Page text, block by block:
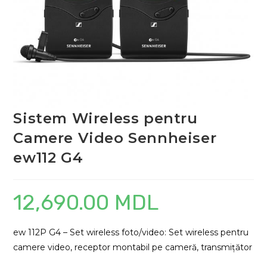
Sistem Wireless pentru
Camere Video Sennheiser
ew112 G4
12,690.00 MDL
ew 112P G4 – Set wireless foto/video: Set wireless pentru
camere video, receptor montabil pe cameră, transmițător